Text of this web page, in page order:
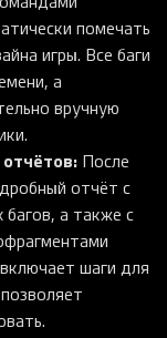
помечать
игры. Все баги
а
вручную
После
отчёт с
багов, а также с
шаги для